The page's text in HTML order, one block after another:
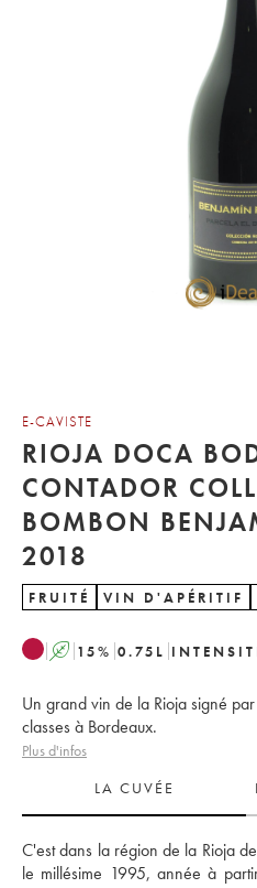
E-CAVISTE
RIOJA DOCA
CONTADOR COLLECTION N°2 EL
BOMBON
2018
FRUITÉ VIN D'APÉRITIF
A 15% 0.75 L
Un grand vin de la Rioja signé
classes à Bordeaux.
Plus d'infos
LA CUVÉE
C'est dans la région de la Rioja
le millésime 1995, année à